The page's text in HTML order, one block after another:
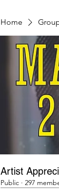
Home
Artist
Public · 297